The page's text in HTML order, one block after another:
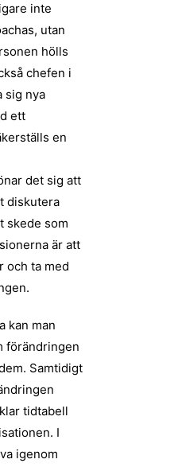
inte
utan
hölls
chefen i
sig nya
ett
en
det sig att
diskutera
skede som
är att
och ta med
kan man
förändringen
Samtidigt
tidtabell
I
igenom